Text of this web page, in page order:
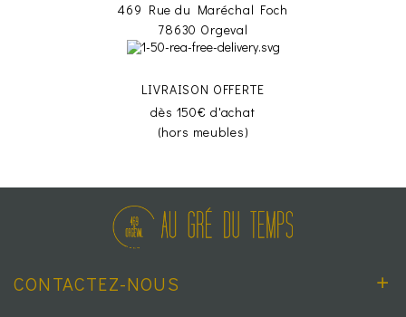
469 Rue du Maréchal Foch
78630 Orgeval
LIVRAISON OFFERTE
dès 150€ d'achat
(hors meubles)
CONTACTEZ-NOUS